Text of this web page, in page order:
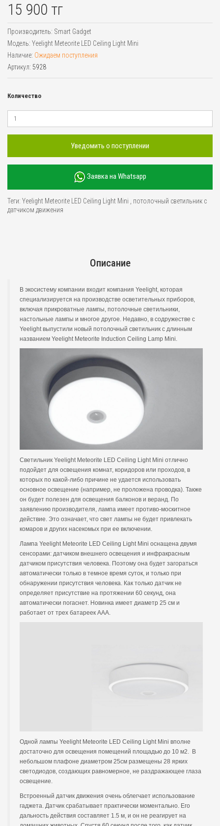
15 900 тг
Производитель: Smart Gadget
Модель: Yeelight Meteorite LED Ceiling Light Mini
Наличие: Ожидаем поступления
Артикул: 5928
Количество
Уведомить о поступлении
Заявка на Whatsapp
Теги: Yeelight Meteorite LED Ceiling Light Mini
потолочный светильник с
датчиком движения
Описание
В экосистему компании входит компания Yeelight, которая
специализируется на производстве осветительных приборов,
включая прикроватные лампы, потолочные светильники,
настольные лампы и многое другое. Недавно, в содружестве с
Yeelight выпустили новый потолочный светильник с длинным
названием Yeelight Meteorite Induction Ceiling Lamp Mini.
Светильник Yeelight Meteorite LED Ceiling Light Mini отлично
подойдет для освещения комнат, коридоров или проходов, в
которых по какой-либо причине не удается использовать
основное освещение (например, не проложена проводка). Также
он будет полезен для освещения балконов и веранд. По
заявлению производителя, лампа имеет противо-москитное
действие. Это означает, что свет лампы не будет привлекать
комаров и других насекомых при ее включении.
Лампа Yeelight Meteorite LED Ceiling Light Mini оснащена двумя
сенсорами: датчиком внешнего освещения и инфракрасным
датчиком присутствия человека. Поэтому она будет загораться
автоматически только в темное время суток, и только при
обнаружении присутствия человека. Как только датчик не
определяет присутствие на протяжении 60 секунд, она
автоматически погаснет. Новинка имеет диаметр 25 см и
работает от трех батареек ААА.
Одной лампы Yeelight Meteorite LED Ceiling Light Mini вполне
достаточно для освещения помещений площадью до 10 м2. В
небольшом плафоне диаметром 25см размещены 28 ярких
светодиодов, создающих равномерное, не раздражающее глаза
освещение.
Встроенный датчик движения очень облегчает использование
гаджета. Датчик срабатывает практически моментально. Его
дальность действия составляет 1.5 м, и он не реагирует на